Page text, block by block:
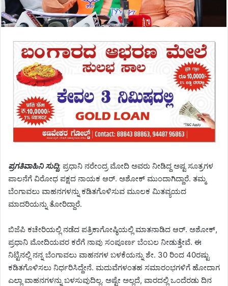
ಪ್ರಗತಿವಾಹಿನಿ ಸುದ್ದಿ: ಪ್ರಧಾನಿ ನರೇಂದ್ರ ಮೋದಿ ಅವರು ನೀಡಿದ್ದ ಅಷ್ಟ ಸೂತ್ರಗಳ
ಪಾಲನೆಗೆ ವಿರೋಧ ಪಕ್ಷದ ನಾಯಕ ಆರ್. ಅಶೋಕ್ ಮುಂದಾಗಿದ್ದಾರೆ. ತಮ್ಮ
ಬೆಂಗಾವಲು ವಾಹನಗಳನ್ನು ಕಡಿತಗೊಳಿಸುವ ಮೂಲಕ ಮಿತವ್ಯಯದ
ಮಾದರಿಯನ್ನು ತೋರಿದ್ದಾರೆ.
ಬಿಜೆಪಿ ಕಚೇರಿಯಲ್ಲಿ ನಡೆದ ಪತ್ರಿಕಾಗೋಷ್ಠಿಯಲ್ಲಿ ಮಾತನಾಡಿದ ಆರ್. ಅಶೋಕ್,
ಪ್ರಧಾನಿ ಮೋದಿಯವರ ಕರೆಗೆ ನಾವು ಸಂಪೂರ್ಣ ಬೆಂಬಲ ನೀಡುತ್ತೇವೆ. ಈ
ನಿಟ್ಟಿನಲ್ಲಿ ನನ್ನ ಬೆಂಗಾವಲು ವಾಹನಗಳ ಬಳಕೆಯನ್ನು ಶೇ. 30 ರಿಂದ 40ರಷ್ಟು
ಕಡಿತಗೊಳಿಸಲು ನಿರ್ಧರಿಸಿದ್ದೇನೆ. ಮದುವೆಗಳಂತಹ ಸಮಾರಂಭಗಳಿಗೆ ಹೋದಾಗ
ಎಲ್ಲಾ ವಾಹನಗಳನ್ನು ಬಳಸುವುದಿಲ್ಲ. ಅಷ್ಟೇ ಅಲ್ಲದೆ, ವಾರದಲ್ಲಿ ಒಂದೆರಡು ದಿನ